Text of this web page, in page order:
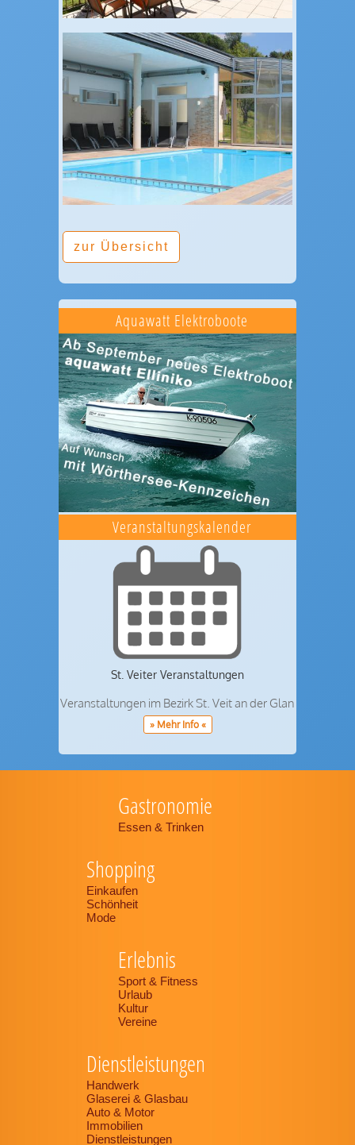
zur Übersicht
Aquawatt Elektroboote
Veranstaltungskalender
St. Veiter Veranstaltungen
Veranstaltungen im Bezirk St. Veit an der Glan
» Mehr Info «
Gastronomie
Essen & Trinken
Shopping
Einkaufen
Schönheit
Mode
Erlebnis
Sport & Fitness
Urlaub
Kultur
Vereine
Dienstleistungen
Handwerk
Glaserei & Glasbau
Auto & Motor
Immobilien
Dienstleistungen